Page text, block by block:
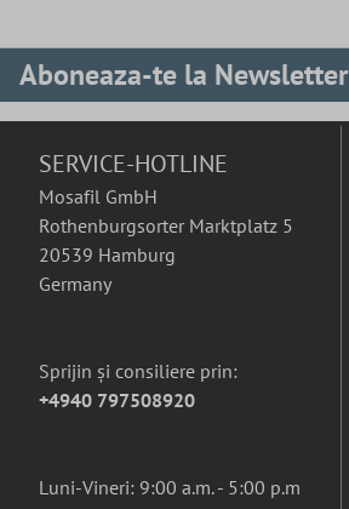
Aboneaza-te la Newsletter
SERVICE-HOTLINE
Mosafil GmbH
Rothenburgsorter Marktplatz 5
20539 Hamburg
Germany
Sprijin și consiliere prin:
+4940 797508920
Luni-Vineri: 9:00 a.m. - 5:00 p.m